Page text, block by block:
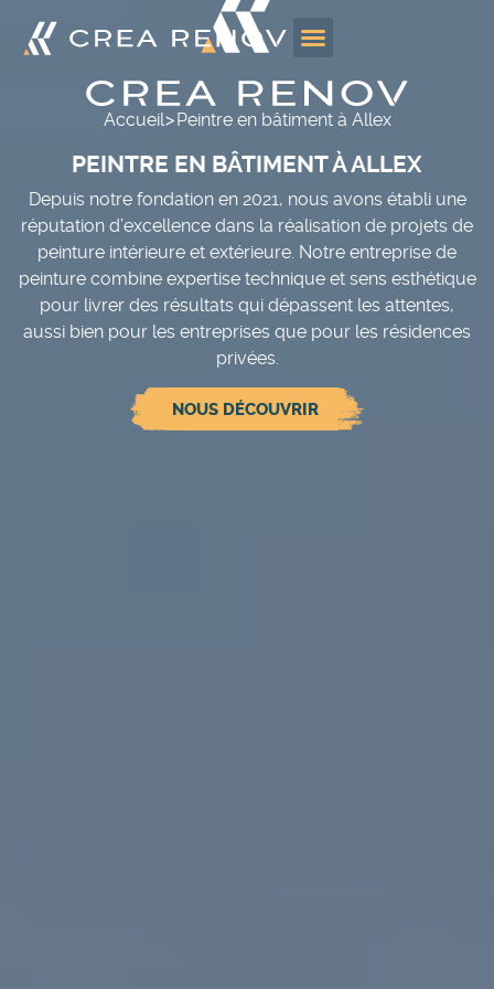
Accueil>Peintre en bâtiment à Allex
PEINTRE EN BÂTIMENT À ALLEX
Depuis notre fondation en 2021, nous avons établi une
réputation d’excellence dans la réalisation de projets de
peinture intérieure et extérieure. Notre entreprise de
peinture combine expertise technique et sens esthétique
pour livrer des résultats qui dépassent les attentes,
aussi bien pour les entreprises que pour les résidences
privées.
NOUS DÉCOUVRIR